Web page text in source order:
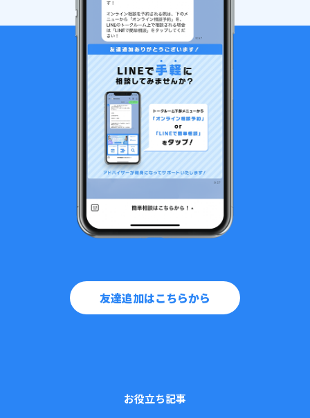
友達追加はこちらから
お役立ち記事